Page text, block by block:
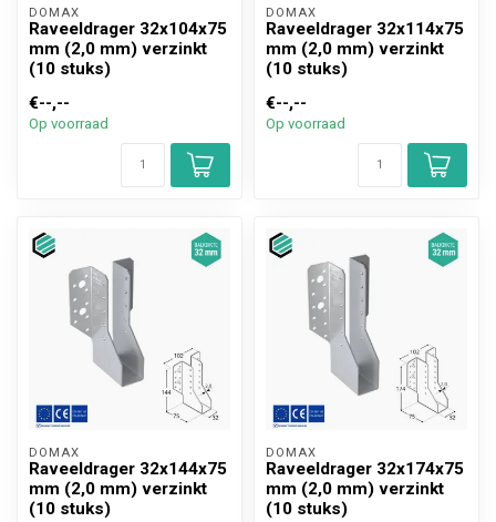
DOMAX
Raveeldrager 32x104x75
mm (2,0 mm) verzinkt
(10 stuks)
€--,--
Op voorraad
DOMAX
Raveeldrager 32x114x75
mm (2,0 mm) verzinkt
(10 stuks)
€--,--
Op voorraad
DOMAX
Raveeldrager 32x144x75
mm (2,0 mm) verzinkt
(10 stuks)
DOMAX
Raveeldrager 32x174x75
mm (2,0 mm) verzinkt
(10 stuks)